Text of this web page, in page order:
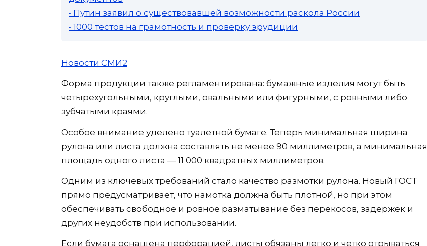
• Путин заявил о существовавшей возможности раскола России
• 1000 тестов на грамотность и проверку эрудиции
Новости СМИ2
Форма продукции также регламентирована: бумажные изделия могут быть
четырехугольными, круглыми, овальными или фигурными, с ровными либо
зубчатыми краями.
Особое внимание уделено туалетной бумаге. Теперь минимальная ширина
рулона или листа должна составлять не менее 90 миллиметров, а минимальная
площадь одного листа — 11 000 квадратных миллиметров.
Одним из ключевых требований стало качество размотки рулона. Новый ГОСТ
прямо предусматривает, что намотка должна быть плотной, но при этом
обеспечивать свободное и ровное разматывание без перекосов, задержек и
других неудобств при использовании.
Если бумага оснащена перфорацией, листы обязаны легко и четко отрываться